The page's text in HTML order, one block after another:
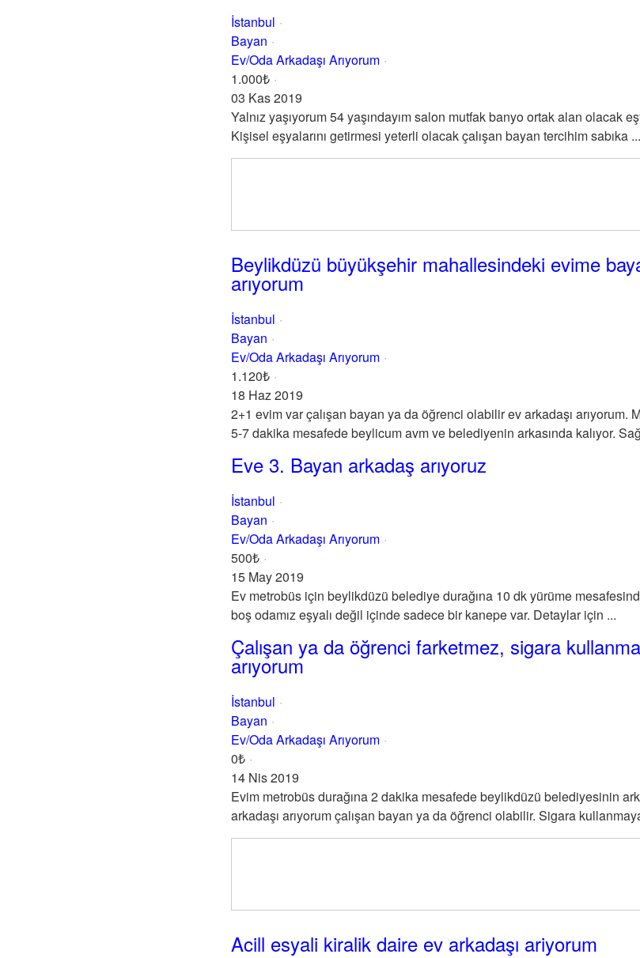
İstanbul
Bayan
Ev/Oda Arkadaşı Arıyorum
1.000₺
03 Kas 2019
Yalnız yaşıyorum 54 yaşındayım salon mutfak banyo ortak alan olacak
Kişisel eşyalarını getirmesi yeterli olacak çalışan bayan tercihim sabıka ...
Beylikdüzü büyükşehir mahallesindeki evime
arıyorum
İstanbul
Bayan
Ev/Oda Arkadaşı Arıyorum
1.120₺
18 Haz 2019
2+1 evim var çalışan bayan ya da öğrenci olabilir ev arkadaşı arıyorum.
5-7 dakika mesafede beylicum avm ve belediyenin arkasında kalıyor.
Eve 3. Bayan arkadaş arıyoruz
İstanbul
Bayan
Ev/Oda Arkadaşı Arıyorum
500₺
15 May 2019
Ev metrobüs için beylikdüzü belediye durağına 10 dk yürüme
boş odamız eşyalı değil içinde sadece bir kanepe var. Detaylar için ...
Çalışan ya da öğrenci farketmez, sigara
arıyorum
İstanbul
Bayan
Ev/Oda Arkadaşı Arıyorum
0₺
14 Nis 2019
Evim metrobüs durağına 2 dakika mesafede beylikdüzü belediyesinin
arkadaşı arıyorum çalışan bayan ya da öğrenci olabilir. Sigara
Acill esyali kiralik daire ev arkadaşı ariyorum